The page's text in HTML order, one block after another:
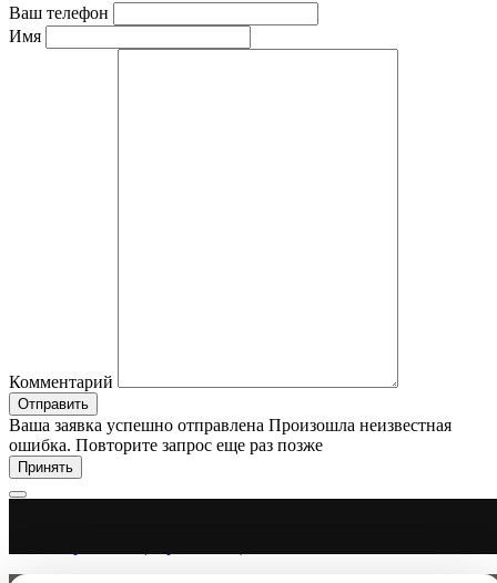
Ваш телефон
Имя
Комментарий
Отправить
Ваша заявка успешно отправлена Произошла неизвестная
ошибка. Повторите запрос еще раз позже
Принять